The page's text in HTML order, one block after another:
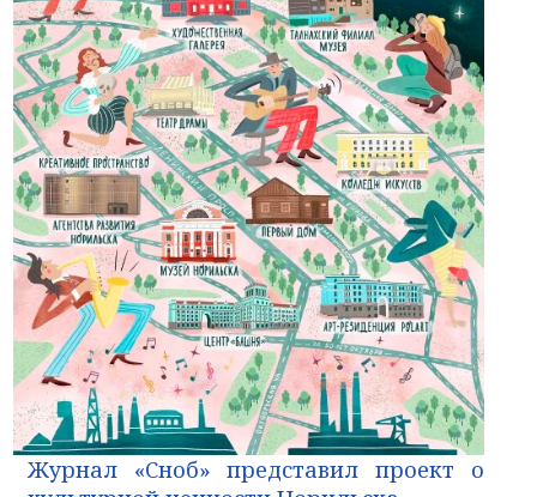
Журнал «Сноб» представил проект о